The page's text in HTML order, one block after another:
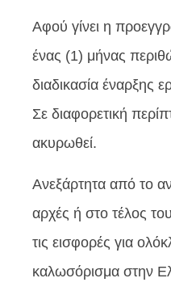
Αφού γίνει η
ένας (1) μήνας
διαδικασία έναρξης
Σε διαφορετική
ακυρωθεί.
Ανεξάρτητα από το
αρχές ή στο τέλος
τις εισφορές για
καλωσόρισμα στην